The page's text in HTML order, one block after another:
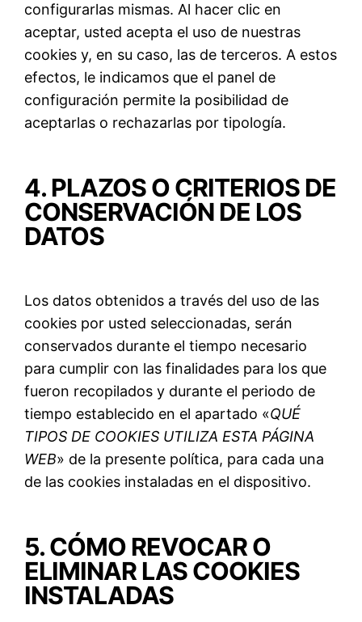
configurarlas mismas. Al hacer clic en
aceptar, usted acepta el uso de nuestras
cookies y, en su caso, las de terceros. A estos
efectos, le indicamos que el panel de
configuración permite la posibilidad de
aceptarlas o rechazarlas por tipología.
4. PLAZOS O CRITERIOS DE
CONSERVACIÓN DE LOS
DATOS
Los datos obtenidos a través del uso de las
cookies por usted seleccionadas, serán
conservados durante el tiempo necesario
para cumplir con las finalidades para los que
fueron recopilados y durante el periodo de
tiempo establecido en el apartado «QUÉ
TIPOS DE COOKIES UTILIZA ESTA PÁGINA
WEB» de la presente política, para cada una
de las cookies instaladas en el dispositivo.
5. CÓMO REVOCAR O
ELIMINAR LAS COOKIES
INSTALADAS